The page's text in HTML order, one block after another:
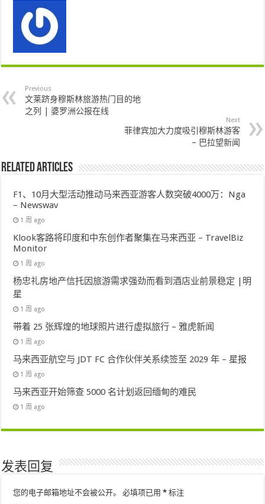
Previous
文莱跻身穆斯林旅游热门目的地
之列 | 婆罗洲公报在线
Next
菲律宾加大力度吸引穆斯林游客
– 巴拉望新闻
Related Articles
F1、10月大型活动推动马来西亚游客人数突破4000万：Nga
– Newswav
1 周 ago
Klook客路将印度和中东创作者聚集在马来西亚 – TravelBiz
Monitor
1 周 ago
杨忠礼房地产信托因旅游需求强劲而看到酒店业前景稳定 |明
星
1 周 ago
带着 25 张辉煌的地球照片进行虚拟旅行 – 雅虎新闻
1 周 ago
马来西亚航空与 JDT FC 合作伙伴关系续签至 2029 年 – 星报
1 周 ago
马来西亚开始筛查 5000 名计划返回缅甸的难民
1 周 ago
发表回复
您的电子邮箱地址不会被公开。 必填项已用* 标注